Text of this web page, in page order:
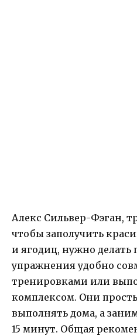
Алекс Сильвер-Фэган,
чтобы заполучить
и ягодиц, нужно делать
упражнения удобно
тренировками или
комплексом. Они
выполнять дома, а
15 минут. Общая